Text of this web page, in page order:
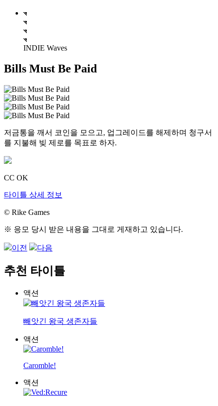
INDIE Waves
Bills Must Be Paid
저금통을 깨서 코인을 모으고, 업그레이드를 해제하며 청구서
를 지불해 빚 제로를 목표로 하자.
CC OK
타이틀 상세 정보
© Rike Games
※ 응모 당시 받은 내용을 그대로 게재하고 있습니다.
이전 다음
추천 타이틀
액션
빼앗긴 왕국 생존자들
액션
Caromble!
액션